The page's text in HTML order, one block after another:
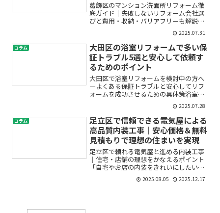
葛飾区のマンション洗面所リフォーム徹
底ガイド｜失敗しないリフォーム会社選
びと費用・収納・バリアフリーも解説
「毎日使う洗面所をもっと快適にしたい
けれど、マンションだと制約が多そうで
不安…」「葛飾区で信頼できるリフォー
ム会社をどう選べばいい？」...
2025.07.31
コラム
大田区の浴室リフォームで多い保
証トラブル5選と安心して依頼す
るためのポイント
大田区で浴室リフォームを検討中の方へ
―よくある保証トラブルと安心してリフ
ォームを成功させるための具体策浴室リ
フォームは、住まいをより快適にし、家
族の毎日を豊かにしてくれる大切な工事
です。しかし「リフォーム後に不具合が
起きたらどうしよう」「保...
2025.07.28
コラム
足立区で信頼できる電気屋による
高品質内装工事｜安心価格＆無料
見積もりで理想の住まいを実現
足立区で頼れる電気屋と進める内装工事
｜住宅・店舗の理想をかなえるポイント
「自宅やお店の内装をきれいにしたいけ
れど、どこに相談すればいいのか分から
ない」「電気工事は本当に安全なの？」
2025.08.05 2025.12.17